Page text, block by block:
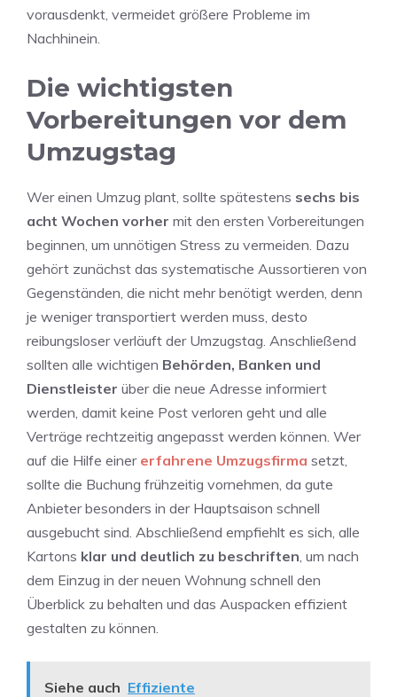
vorausdenkt, vermeidet größere Probleme im
Nachhinein.
Die wichtigsten
Vorbereitungen vor dem
Umzugstag
Wer einen Umzug plant, sollte spätestens sechs bis
acht Wochen vorher mit den ersten Vorbereitungen
beginnen, um unnötigen Stress zu vermeiden. Dazu
gehört zunächst das systematische Aussortieren von
Gegenständen, die nicht mehr benötigt werden, denn
je weniger transportiert werden muss, desto
reibungsloser verläuft der Umzugstag. Anschließend
sollten alle wichtigen Behörden, Banken und
Dienstleister über die neue Adresse informiert
werden, damit keine Post verloren geht und alle
Verträge rechtzeitig angepasst werden können. Wer
auf die Hilfe einer erfahrene Umzugsfirma setzt,
sollte die Buchung frühzeitig vornehmen, da gute
Anbieter besonders in der Hauptsaison schnell
ausgebucht sind. Abschließend empfiehlt es sich, alle
Kartons klar und deutlich zu beschriften, um nach
dem Einzug in der neuen Wohnung schnell den
Überblick zu behalten und das Auspacken effizient
gestalten zu können.
Siehe auch Effiziente